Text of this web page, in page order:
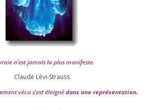
n’est jamais la plus mani­feste.
Claude Lévi-Strauss
vécu s’est éloi­gnédans une repré­sen­ta­tion.